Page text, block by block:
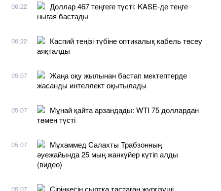
06:22
Доллар 467 теңгеге түсті: KASE-де теңге
нығая бастады
06:22
Каспий теңізі түбіне оптикалық кабель төсеу
аяқталды
05:07
Жаңа оқу жылынан бастап мектептерде
жасанды интеллект оқытылады
05:07
Мұнай қайта арзандады: WTI 75 доллардан
төмен түсті
05:07
Мұхаммед Салахты Трабзонның
әуежайында 25 мың жанкүйер күтіп алды
(видео)
05:07 Сіріңкесін сыртқа тастаған жүргізуші